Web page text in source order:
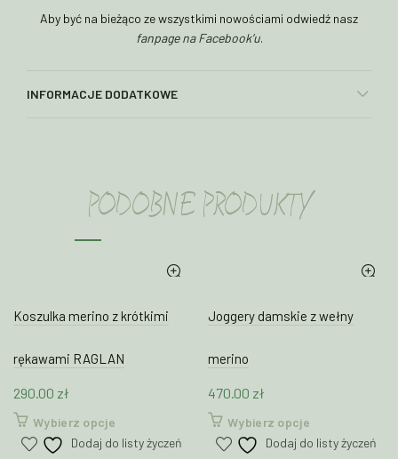
Aby być na bieżąco ze wszystkimi nowościami odwiedź nasz
fanpage na Facebook’u.
INFORMACJE DODATKOWE
PODOBNE PRODUKTY
Koszulka merino z krótkimi
rękawami RAGLAN
290.00 zł
Wybierz opcjeTen
produkt
Dodaj do listy życzeń
Joggery damskie z wełny
merino
470.00 zł
Wybierz opcjeTen
produkt
Dodaj do listy życzeń